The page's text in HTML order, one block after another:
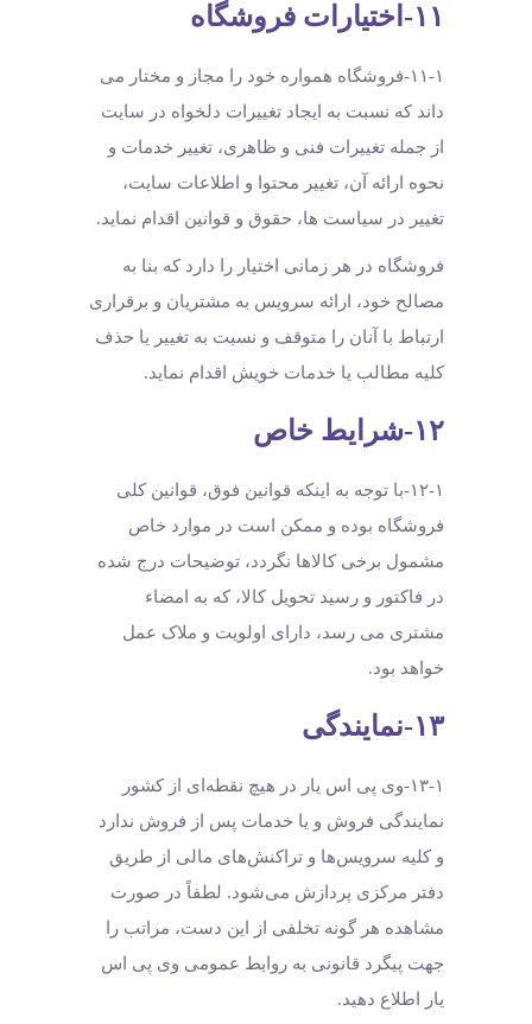
۱۱-اختیارات فروشگاه
۱۱-۱-فروشگاه همواره خود را مجاز و مختار می
داند که نسبت به ایجاد تغییرات دلخواه در سایت
از جمله تغییرات فنی و ظاهری، تغییر خدمات و
نحوه ارائه آن، تغییر محتوا و اطلاعات سایت،
تغییر در سیاست ها، حقوق و قوانین اقدام نماید.
فروشگاه در هر زمانی اختیار را دارد که بنا به
مصالح خود، ارائه سرویس به مشتریان و برقراری
ارتباط با آنان را متوقف و نسبت به تغییر یا حذف
کلیه مطالب یا خدمات خویش اقدام نماید.
۱۲-شرایط خاص
۱۲-۱-با توجه به اینکه قوانین فوق، قوانین کلی
فروشگاه بوده و ممکن است در موارد خاص
مشمول برخی کالاها نگردد، توضیحات درج شده
در فاکتور و رسید تحویل کالا، که به امضاء
مشتری می رسد، دارای اولویت و ملاک عمل
خواهد بود.
۱۳-نمایندگی
۱۳-۱-وی پی اس یار در هیچ نقطه‏‌ای از کشور
نمایندگی فروش و یا خدمات پس از فروش ندارد
و کلیه سرویس‌‏ها و تراکنش‏‌های مالی از طریق
دفتر مرکزی پردازش می‏‌شود. لطفاً در صورت
مشاهده هر گونه تخلفی از این دست، مراتب را
جهت پیگرد قانونی به روابط عمومی وی پی اس
یار اطلاع دهید.